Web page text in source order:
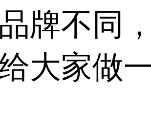
牌不同
大家做